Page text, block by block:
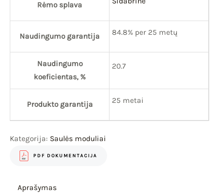
Rėmo splava
Naudingumo garantija 84.8% per 25 metų
Naudingumo
koeficientas, %
20.7
Produkto garantija 25 metai
Kategorija: Saulės moduliai
PDF DOKUMENTACIJA
Aprašymas